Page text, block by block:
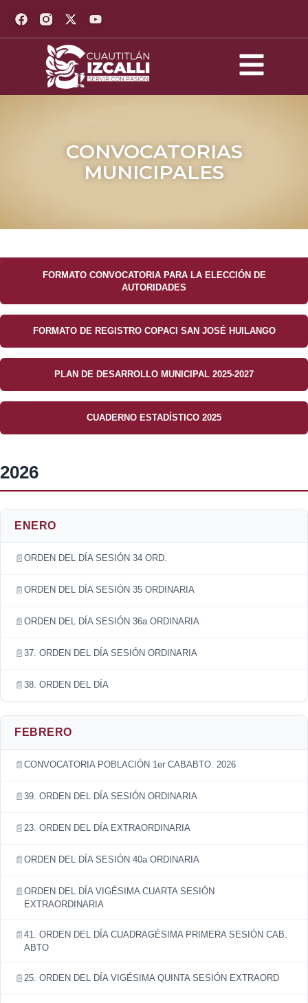
CONVOCATORIAS
MUNICIPALES
FORMATO CONVOCATORIA PARA LA ELECCIÓN DE
AUTORIDADES
FORMATO DE REGISTRO COPACI SAN JOSÉ HUILANGO
PLAN DE DESARROLLO MUNICIPAL 2025-2027
CUADERNO ESTADÍSTICO 2025
2026
ENERO
ORDEN DEL DÍA SESIÓN 34 ORD.
ORDEN DEL DÍA SESIÓN 35 ORDINARIA
ORDEN DEL DÍA SESIÓN 36a ORDINARIA
37. ORDEN DEL DÍA SESIÓN ORDINARIA
38. ORDEN DEL DÍA
FEBRERO
CONVOCATORIA POBLACIÓN 1er CABABTO. 2026
39. ORDEN DEL DÍA SESIÓN ORDINARIA
23. ORDEN DEL DÍA EXTRAORDINARIA
ORDEN DEL DÍA SESIÓN 40a ORDINARIA
ORDEN DEL DÍA VIGÉSIMA CUARTA SESIÓN
EXTRAORDINARIA
41. ORDEN DEL DÍA CUADRAGÉSIMA PRIMERA SESIÓN CAB.
ABTO
25. ORDEN DEL DÍA VIGÉSIMA QUINTA SESIÓN EXTRAORD